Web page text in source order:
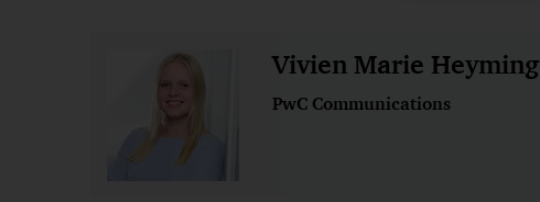
Vivien Marie Heyming
PwC Communications